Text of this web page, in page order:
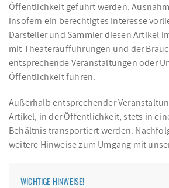
Öffentlichkeit geführt werden.
insofern ein berechtigtes Interesse
Darsteller und Sammler diesen Artikel
mit Theateraufführungen und der
entsprechende Veranstaltungen oder
Öffentlichkeit führen.
Außerhalb entsprechender
Artikel, in der Öffentlichkeit, stets in
Behältnis transportiert werden.
weitere Hinweise zum Umgang mit
WICHTIGE HINWEISE!